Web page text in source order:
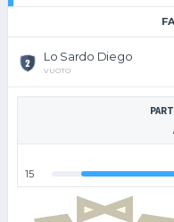
Lo Sardo Diego
VUOTO
15